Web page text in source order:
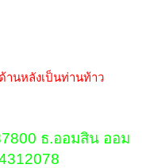
านหลังเป็นท่านท้าว
ธ.ออมสิน ออม